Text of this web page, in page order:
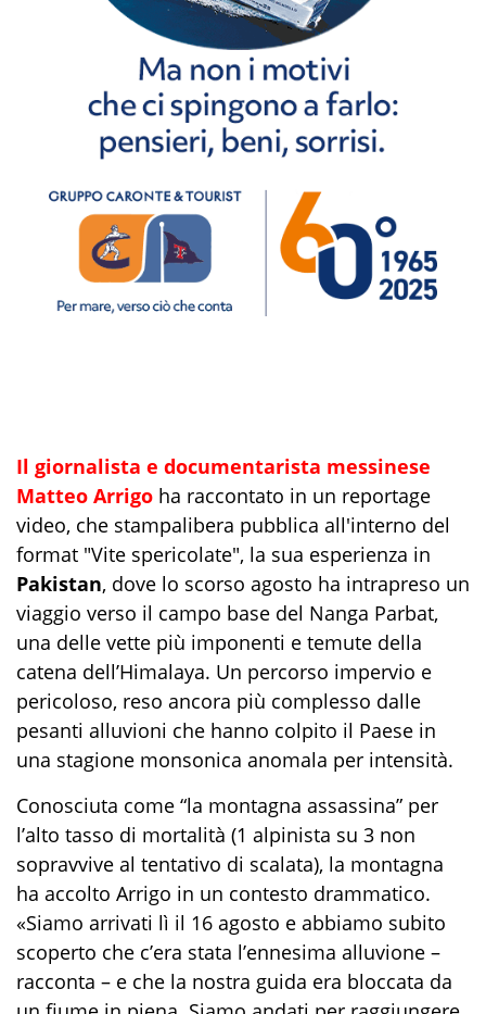
Il giornalista e documentarista messinese
Matteo Arrigo ha raccontato in un reportage
video, che stampalibera pubblica all'interno del
format "Vite spericolate", la sua esperienza in
Pakistan, dove lo scorso agosto ha intrapreso un
viaggio verso il campo base del Nanga Parbat,
una delle vette più imponenti e temute della
catena dell’Himalaya. Un percorso impervio e
pericoloso, reso ancora più complesso dalle
pesanti alluvioni che hanno colpito il Paese in
una stagione monsonica anomala per intensità.
Conosciuta come “la montagna assassina” per
l’alto tasso di mortalità (1 alpinista su 3 non
sopravvive al tentativo di scalata), la montagna
ha accolto Arrigo in un contesto drammatico.
«Siamo arrivati lì il 16 agosto e abbiamo subito
scoperto che c’era stata l’ennesima alluvione –
racconta – e che la nostra guida era bloccata da